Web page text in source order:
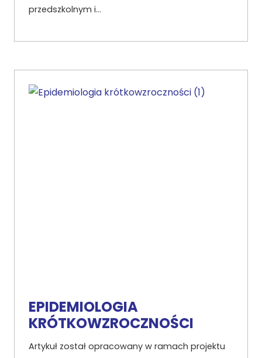
przedszkolnym i…
EPIDEMIOLOGIA
KRÓTKOWZROCZNOŚCI
Artykuł został opracowany w ramach projektu